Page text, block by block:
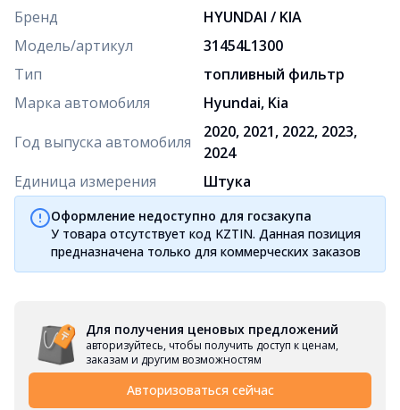
Бренд
HYUNDAI / KIA
Модель/артикул
31454L1300
Тип
топливный фильтр
Марка автомобиля
Hyundai, Kia
Год выпуска автомобиля
2020, 2021, 2022, 2023,
2024
Единица измерения
Штука
Оформление недоступно для госзакупа
У товара отсутствует код KZTIN. Данная позиция
предназначена только для коммерческих заказов
Для получения ценовых предложений
авторизуйтесь, чтобы получить доступ к ценам,
заказам и другим возможностям
Авторизоваться сейчас